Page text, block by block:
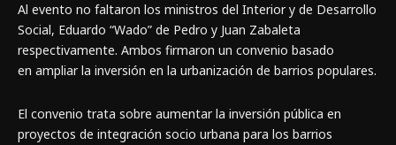
Al evento no faltaron los ministros del Interior y de Desarrollo
Social, Eduardo “Wado” de Pedro y Juan Zabaleta
respectivamente. Ambos firmaron un convenio basado
en ampliar la inversión en la urbanización de barrios populares.
El convenio trata sobre aumentar la inversión pública en
proyectos de integración socio urbana para los barrios